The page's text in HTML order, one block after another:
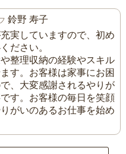
鈴野 寿子
実していますので、初め
ださい。
整理収納の経験やスキル
す。お客様は家事にお困
、大変感謝されるやりが
す。お客様の毎日を笑顔
がいのあるお仕事を始め